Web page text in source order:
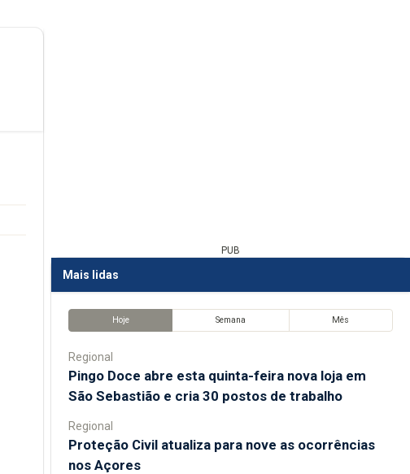
PUB
Mais lidas
Hoje Semana Mês
Regional
Pingo Doce abre esta quinta-feira nova loja em
São Sebastião e cria 30 postos de trabalho
Regional
Proteção Civil atualiza para nove as ocorrências
nos Açores